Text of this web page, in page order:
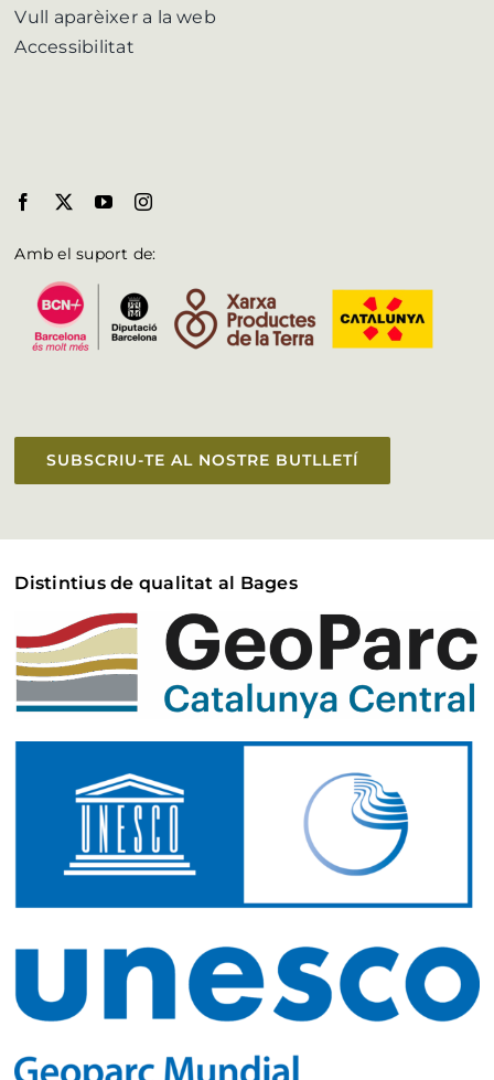
Vull aparèixer a la web
Accessibilitat
Amb el suport de:
SUBSCRIU-TE AL NOSTRE BUTLLETÍ
Distintius de qualitat al Bages